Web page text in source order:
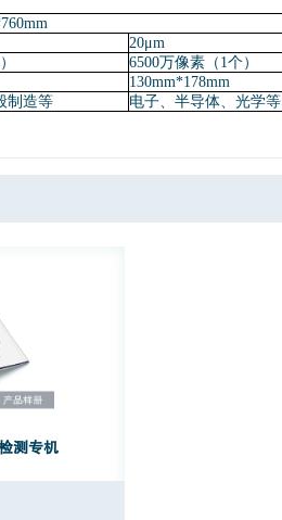
20μm
6500万像素（1个）
130mm*178mm
制造等 电子、半导体、光学等
测专机